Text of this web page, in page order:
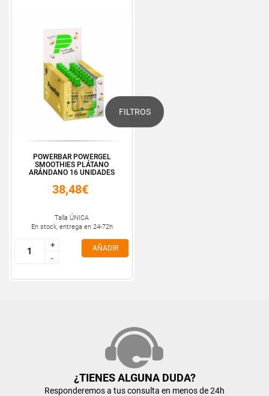
FILTROS
POWERBAR POWERGEL
SMOOTHIES PLÁTANO
ARÁNDANO 16 UNIDADES
38,48€
Talla ÚNICA
En stock, entrega en 24-72h
+
-
+
-
AÑADIR
¿TIENES ALGUNA DUDA?
Responderemos a tus consulta en menos de 24h